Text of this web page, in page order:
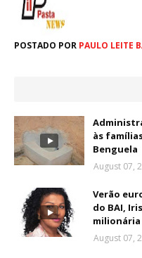
POSTADO POR PAULO LEITE
às
Benguela
August 07,
Verão
do BAI,
August 07,